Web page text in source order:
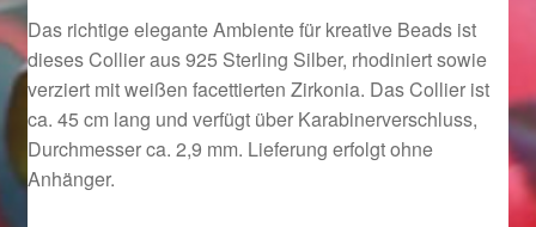
Ostergeschenke finden für Ostern 2016
Ostergeschenke finden für Ostern 2017
Ostergeschenke finden für Ostern 2018
Das richtige elegante Ambiente für kreative Beads ist
dieses Collier aus 925 Sterling Silber, rhodiniert sowie
verziert mit weißen facettierten Zirkonia. Das Collier ist
ca. 45 cm lang und verfügt über Karabinerverschluss,
Durchmesser ca. 2,9 mm. Lieferung erfolgt ohne
Anhänger.